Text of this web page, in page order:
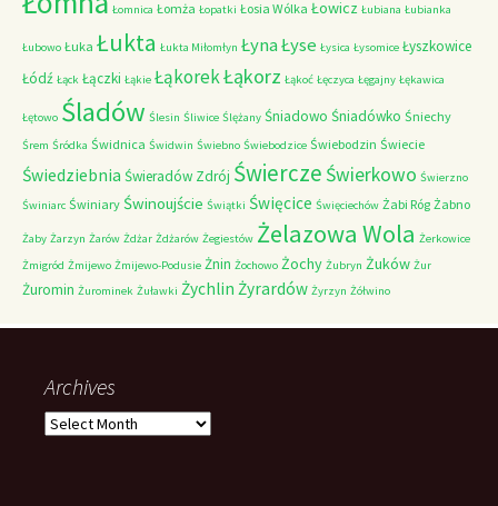
Łomnica Łomża Łopatki Łosia Wólka Łowicz Łubiana Łubianka
Łubowo Łuka Łukta Łukta Miłomłyn ŁynaŁyse Łysica Łysomice Łyszkowice
Łódź Łąck Łączki Łąkie ŁąkorekŁąkorz Łąkoć Łęczyca Łęgajny Łękawica
Łętowo Śladów Ślesin Śliwice Ślężany Śniadowo Śniadówko Śniechy
Śrem Śródka Świdnica Świdwin Świebno Świebodzice Świebodzin Świecie
Świedziebnia Świeradów Zdrój Świercze Świerkowo Świerzno
Świniarc Świniary Świnoujście Świątki Święcice Święciechów Żabi Róg Żabno
Żaby Żarzyn Żarów Żdżar Żdżarów Żegiestów Żelazowa Wola Żerkowice
Żmigród Żmijewo Żmijewo-Podusie Żnin Żochowo Żochy Żubryn Żuków Żur
Żuromin Żurominek Żuławki Żychlin Żyrardów Żyrzyn Żółwino
Archives
Archives